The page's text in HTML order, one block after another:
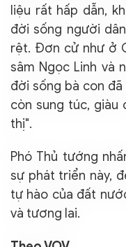
liệu rất hấp dẫn,
đời sống người
rệt. Đơn cử như ở
sâm Ngọc Linh và
đời sống bà con
còn sung túc,
thị".
Phó Thủ tướng
sự phát triển này,
tự hào của đất
và tương lai.